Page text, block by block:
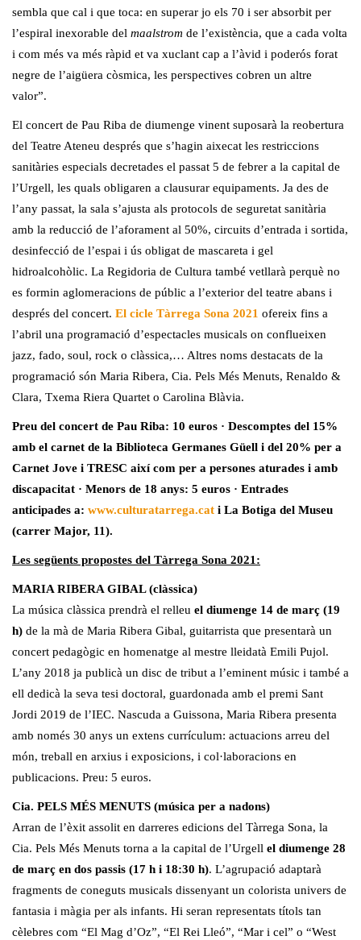
sembla que cal i que toca: en superar jo els 70 i ser absorbit per
l’espiral inexorable del maalstrom de l’existència, que a cada volta
i com més va més ràpid et va xuclant cap a l’àvid i poderós forat
negre de l’aigüera còsmica, les perspectives cobren un altre
valor”.
El concert de Pau Riba de diumenge vinent suposarà la reobertura
del Teatre Ateneu després que s’hagin aixecat les restriccions
sanitàries especials decretades el passat 5 de febrer a la capital de
l’Urgell, les quals obligaren a clausurar equipaments. Ja des de
l’any passat, la sala s’ajusta als protocols de seguretat sanitària
amb la reducció de l’aforament al 50%, circuits d’entrada i sortida,
desinfecció de l’espai i ús obligat de mascareta i gel
hidroalcohòlic. La Regidoria de Cultura també vetllarà perquè no
es formin aglomeracions de públic a l’exterior del teatre abans i
després del concert. El cicle Tàrrega Sona 2021 ofereix fins a
l’abril una programació d’espectacles musicals on conflueixen
jazz, fado, soul, rock o clàssica,… Altres noms destacats de la
programació són Maria Ribera, Cia. Pels Més Menuts, Renaldo &
Clara, Txema Riera Quartet o Carolina Blàvia.
Preu del concert de Pau Riba: 10 euros · Descomptes del 15%
amb el carnet de la Biblioteca Germanes Güell i del 20% per a
Carnet Jove i TRESC així com per a persones aturades i amb
discapacitat · Menors de 18 anys: 5 euros · Entrades
anticipades a: www.culturatarrega.cat i La Botiga del Museu
(carrer Major, 11).
Les següents propostes del Tàrrega Sona 2021:
MARIA RIBERA GIBAL (clàssica)
La música clàssica prendrà el relleu el diumenge 14 de març (19
h) de la mà de Maria Ribera Gibal, guitarrista que presentarà un
concert pedagògic en homenatge al mestre lleidatà Emili Pujol.
L’any 2018 ja publicà un disc de tribut a l’eminent músic i també a
ell dedicà la seva tesi doctoral, guardonada amb el premi Sant
Jordi 2019 de l’IEC. Nascuda a Guissona, Maria Ribera presenta
amb només 30 anys un extens currículum: actuacions arreu del
món, treball en arxius i exposicions, i col·laboracions en
publicacions. Preu: 5 euros.
Cia. PELS MÉS MENUTS (música per a nadons)
Arran de l’èxit assolit en darreres edicions del Tàrrega Sona, la
Cia. Pels Més Menuts torna a la capital de l’Urgell el diumenge 28
de març en dos passis (17 h i 18:30 h). L’agrupació adaptarà
fragments de coneguts musicals dissenyant un colorista univers de
fantasia i màgia per als infants. Hi seran representats títols tan
cèlebres com “El Mag d’Oz”, “El Rei Lleó”, “Mar i cel” o “West